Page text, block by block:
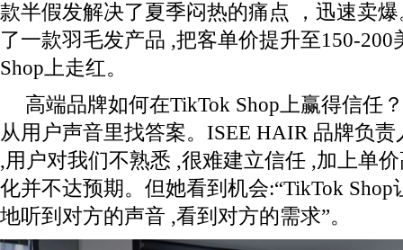
款半假发解决了夏季闷热的痛点 ，迅速卖
了一款羽毛发产品 ,把客单价提升至150-200
Shop上走红。
高端品牌如何在TikTok Shop上赢得信任
从用户声音里找答案。ISEE HAIR 品牌负
,用户对我们不熟悉 ,很难建立信任 ,加上单
化并不达预期。但她看到机会:“TikTok
地听到对方的声音 ,看到对方的需求”。